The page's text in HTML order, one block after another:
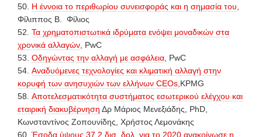
50. Η έννοια το περιθωρίου συνεισφοράς και η σημασία του
Φίλιππος Β. Φίλιος
52. Τα χρηματοπιστωτικά ιδρύματα ενόψει μοναδικών στα
χρονικά αλλαγών , PwC
53. Οδηγώντας την αλλαγή με ασφάλεια , PwC
54. Αναδυόμενες τεχνολογίες και κλιματική αλλαγή στην
κορυφή των ανησυχιών των ελλήνων CEOs ,KPMG
58. Αποτελεσματικότητα συστήματος εσωτερικού ελέγχου και
εταιρική διακυβέρνηση Δρ Μάριος Μενεξιάδης, PhD,
Κωνσταντίνος Ζοπουνίδης, Χρήστος Λεμονάκης
60. Έσοδα ύψους 37,2 δισ. δολ. για το 2020 ανακοίνωσε η